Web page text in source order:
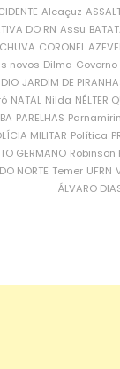
Alcaçuz
DO RN Assu
CORONEL
novos Dilma Governo
JARDIM DE
NATAL Nilda NÉLTER
PARELHAS
MILITAR Política
GERMANO Robinson
NORTE Temer UFRN
ÁLVARO